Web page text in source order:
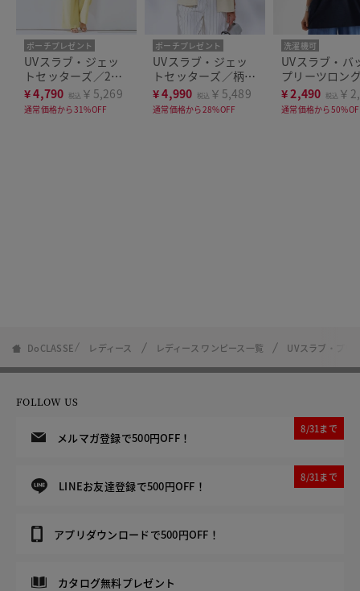
ポーチプレゼント
洗濯機可
UVスラブ・ジェッ
トセッターズ／2点
セット
¥4,790 税込 ￥5,269
通常価格から31%OFF
ポーチプレゼント
洗濯機可
人気商品
UVスラブ・ジェッ
トセッターズ／柄2
点セット
¥4,990 税込 ￥5,489
通常価格から28%OFF
洗濯機可
UVスラブ・バ
プリーツロン
プス
¥2,490 税込 ￥
通常価格から
DoCLASSE レディース レディース ワンピース一覧 UVスラブ・プリ
FOLLOW US
メルマガ登録で500円OFF！
8/31まで
LINEお友達登録で500円OFF！
8/31まで
アプリダウンロードで500円OFF！
カタログ無料プレゼント